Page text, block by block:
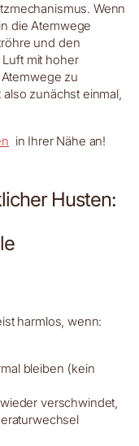
Wenn
die Atemwege
und den
mit hoher
zu
zunächst einmal,
in Ihrer Nähe an!
Husten:
harmlos, wenn:
bleiben (kein
verschwindet,